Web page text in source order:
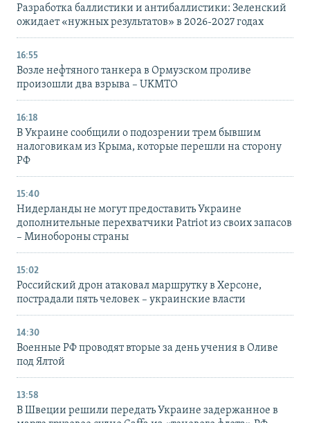
Разработка баллистики и антибаллистики: Зеленский
ожидает «нужных результатов» в 2026-2027 годах
16:55
Возле нефтяного танкера в Ормузском проливе
произошли два взрыва – UKMTO
16:18
В Украине сообщили о подозрении трем бывшим
налоговикам из Крыма, которые перешли на сторону
РФ
15:40
Нидерланды не могут предоставить Украине
дополнительные перехватчики Patriot из своих запасов
– Минобороны страны
15:02
Российский дрон атаковал маршрутку в Херсоне,
пострадали пять человек – украинские власти
14:30
Военные РФ проводят вторые за день учения в Оливе
под Ялтой
13:58
В Швеции решили передать Украине задержанное в